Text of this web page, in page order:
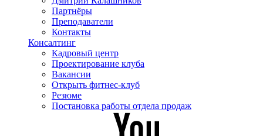
Партнёры
Преподаватели
Контакты
Консалтинг
Кадровый центр
Проектирование клуба
Вакансии
Открыть фитнес-клуб
Резюме
Постановка работы отдела продаж